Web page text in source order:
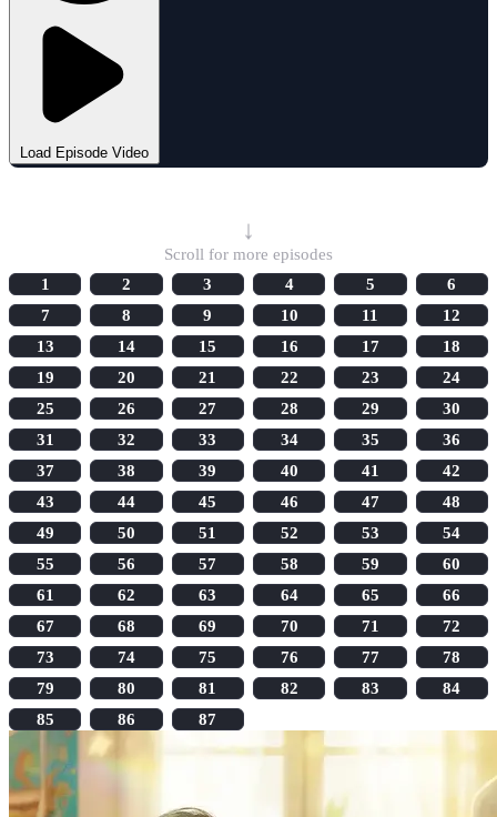
Load Episode Video
↓
Scroll for more episodes
1
2 3 4 5
6
7
8 9 10 11
12
13
14 15 16 17
18
19
20 21 22 23
24
25
26 27 28 29
30
31
32 33 34 35
36
37
38 39 40 41
42
43
44 45 46 47
48
49
50 51 52 53
54
55
56 57 58 59
60
61
62 63 64 65
66
67
68 69 70 71
72
73
74 75 76 77
78
79
80 81 82 83
84
85
86 87